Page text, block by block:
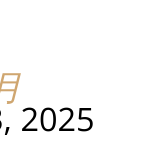
メニ
カスタムイ
2025